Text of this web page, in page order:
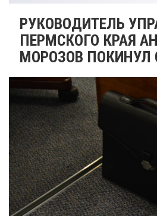
РУКОВОДИТЕЛЬ
ПЕРМСКОГО КРАЯ
МОРОЗОВ ПОКИНУЛ